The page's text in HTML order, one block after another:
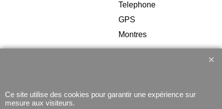
Telephone
GPS
Montres
Ce site utilise des cookies pour garantir une expérience sur
mesure aux visiteurs.